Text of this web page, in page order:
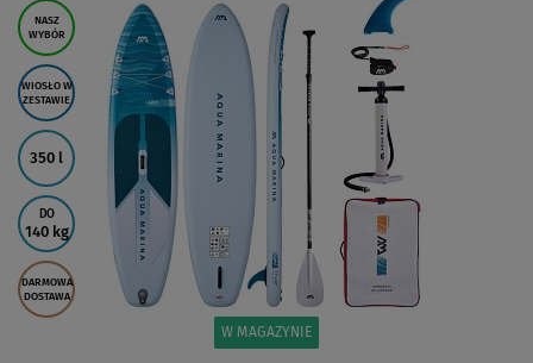
NASZ
WYBÓR
WIOSŁO W
ZESTAWIE
350 l
DO
140 kg
DARMOWA
DOSTAWA
W MAGAZYNIE